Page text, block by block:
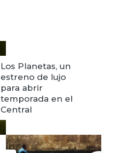
Los Planetas, un
estreno de lujo
para abrir
temporada en el
Central